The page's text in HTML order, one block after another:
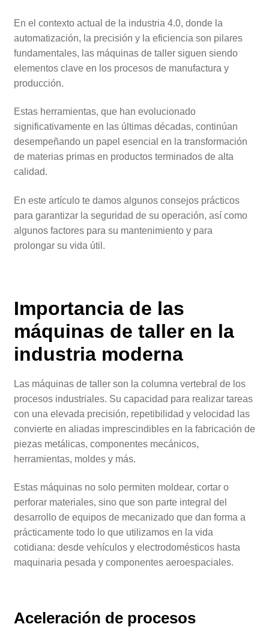
En el contexto actual de la industria 4.0, donde la
automatización, la precisión y la eficiencia son pilares
fundamentales, las máquinas de taller siguen siendo
elementos clave en los procesos de manufactura y
producción.
Estas herramientas, que han evolucionado
significativamente en las últimas décadas, continúan
desempeñando un papel esencial en la transformación
de materias primas en productos terminados de alta
calidad.
En este artículo te damos algunos consejos prácticos
para garantizar la seguridad de su operación, así como
algunos factores para su mantenimiento y para
prolongar su vida útil.
Importancia de las
máquinas de taller en la
industria moderna
Las máquinas de taller son la columna vertebral de los
procesos industriales. Su capacidad para realizar tareas
con una elevada precisión, repetibilidad y velocidad las
convierte en aliadas imprescindibles en la fabricación de
piezas metálicas, componentes mecánicos,
herramientas, moldes y más.
Estas máquinas no solo permiten moldear, cortar o
perforar materiales, sino que son parte integral del
desarrollo de equipos de mecanizado que dan forma a
prácticamente todo lo que utilizamos en la vida
cotidiana: desde vehículos y electrodomésticos hasta
maquinaria pesada y componentes aeroespaciales.
Aceleración de procesos